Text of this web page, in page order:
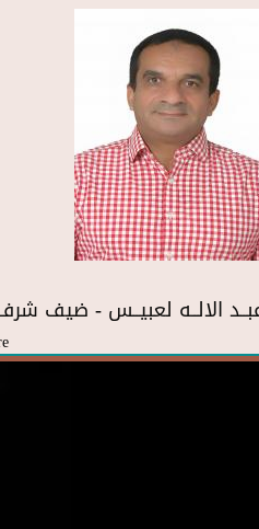
الالــه لعبيــس - ضيف